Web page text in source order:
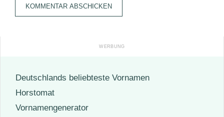
Deutschlands beliebteste Vornamen
Horstomat
Vornamengenerator